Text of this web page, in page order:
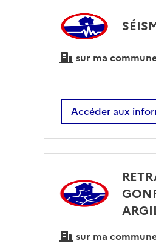
sur ma
Accéder aux
sur ma